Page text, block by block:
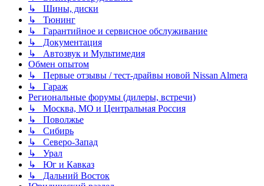
↳ Шины, диски
↳ Тюнинг
↳ Гарантийное и сервисное обслуживание
↳ Документация
↳ Автозвук и Мультимедия
Обмен опытом
↳ Первые отзывы / тест-драйвы новой Nissan Almera
↳ Гараж
Региональные форумы (дилеры, встречи)
↳ Москва, МО и Центральная Россия
↳ Поволжье
↳ Сибирь
↳ Северо-Запад
↳ Урал
↳ Юг и Кавказ
↳ Дальний Восток